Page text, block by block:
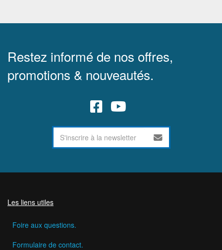
Restez informé de nos offres,
promotions & nouveautés.
Les liens utiles
Foire aux questions.
Formulaire de contact.